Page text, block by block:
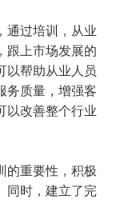
通过培训，从业
跟上市场发展的
以帮助从业人员
务质量，增强客
以改善整个行业
的重要性，积极
同时，建立了完